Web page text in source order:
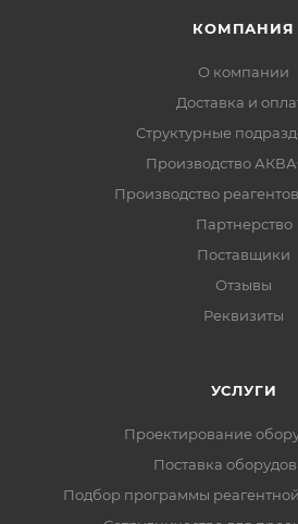
КОМПАНИЯ
О компании
Доставка и
Структурные
Производство
Производство
Партнерство
Поставщики
Отзывы
Реквизиты
УСЛУГИ
Проектирование
Поставка
Подбор программы